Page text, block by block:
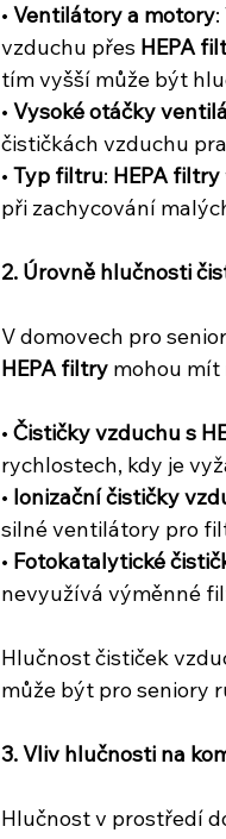
• Ventilátory a motory
vzduchu přes HEPA
tím vyšší může být
• Vysoké otáčky
čističkách vzduchu
• Typ filtru: HEPA filtry
při zachycování
2. Úrovně hlučnosti
V domovech pro
HEPA filtry mohou mít
• Čističky vzduchu s
rychlostech, kdy je
• Ionizační čističky
silné ventilátory pro
• Fotokatalytické
nevyužívá výměnné
Hlučnost čističek
může být pro seniory
3. Vliv hlučnosti na
Hlučnost v prostředí